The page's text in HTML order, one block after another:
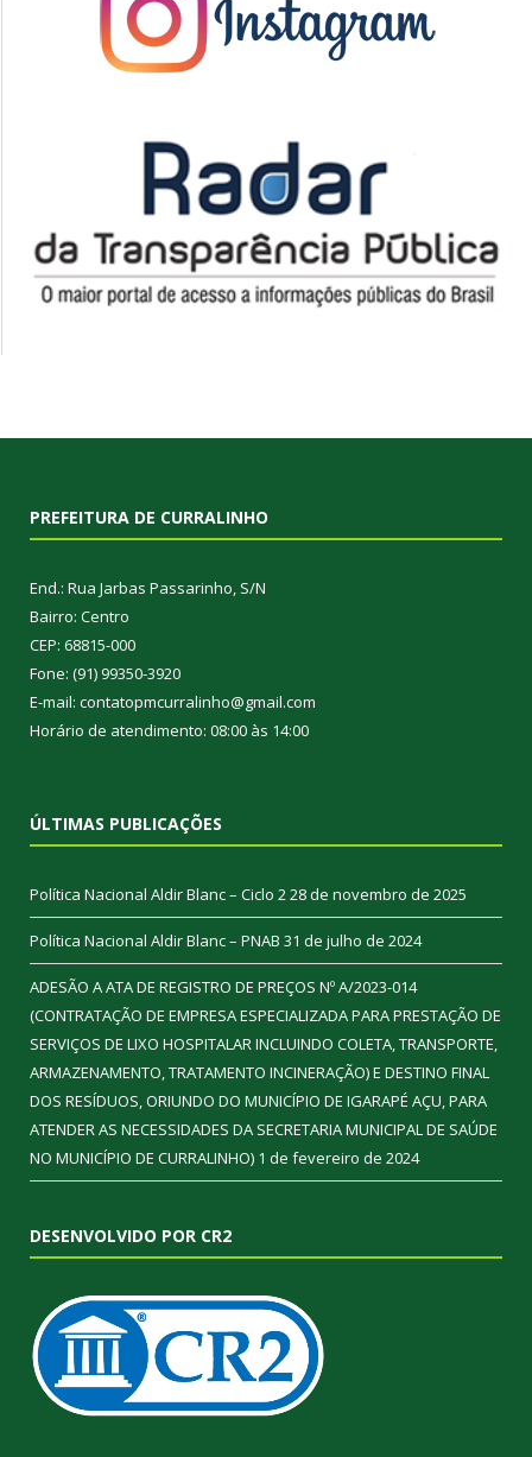
PREFEITURA DE CURRALINHO
End.: Rua Jarbas Passarinho, S/N
Bairro: Centro
CEP: 68815-000
Fone: (91) 99350-3920
E-mail: contatopmcurralinho@gmail.com
Horário de atendimento: 08:00 às 14:00
ÚLTIMAS PUBLICAÇÕES
Política Nacional Aldir Blanc – Ciclo 228 de novembro de 2025
Política Nacional Aldir Blanc – PNAB 31 de julho de 2024
ADESÃO A ATA DE REGISTRO DE PREÇOS Nº A/2023-014
(CONTRATAÇÃO DE EMPRESA ESPECIALIZADA PARA PRESTAÇÃO DE
SERVIÇOS DE LIXO HOSPITALAR INCLUINDO COLETA, TRANSPORTE,
ARMAZENAMENTO, TRATAMENTO INCINERAÇÃO) E DESTINO FINAL
DOS RESÍDUOS, ORIUNDO DO MUNICÍPIO DE IGARAPÉ AÇU, PARA
ATENDER AS NECESSIDADES DA SECRETARIA MUNICIPAL DE SAÚDE
NO MUNICÍPIO DE CURRALINHO) 1 de fevereiro de 2024
DESENVOLVIDO POR CR2